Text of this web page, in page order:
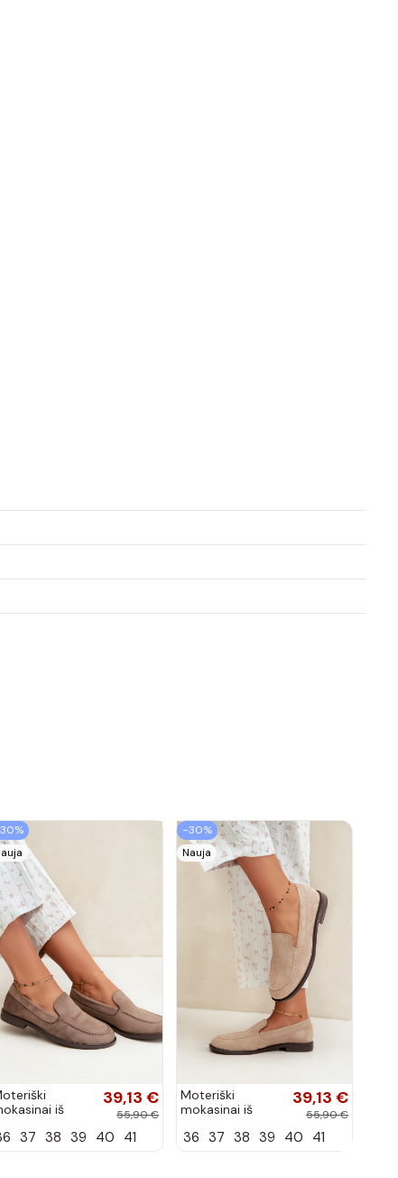
iš
molio
39,13 €
55,90 €
37 38 39 40 41
−30%
Nauja
Moteriški
mokasinai iš
zomšos, smėlio
39,13 €
55,90 €
36 37 38 39 40 41